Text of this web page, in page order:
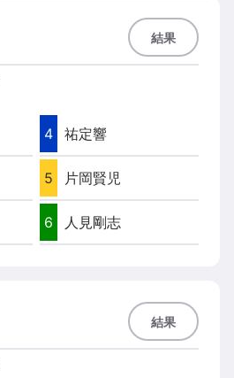
結果
4 祐定響
5 片岡賢児
6 人見剛志
結果